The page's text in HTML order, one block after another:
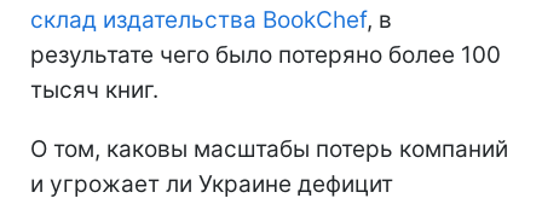
склад издательства BookChef, в
результате чего было потеряно более 100
тысяч книг.
О том, каковы масштабы потерь компаний
и угрожает ли Украине дефицит